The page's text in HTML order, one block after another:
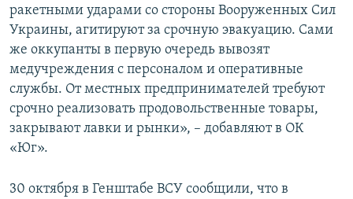
ракетными ударами со стороны Вооруженных Сил
Украины, агитируют за срочную эвакуацию. Сами
же оккупанты в первую очередь вывозят
медучреждения с персоналом и оперативные
службы. От местных предпринимателей требуют
срочно реализовать продовольственные товары,
закрывают лавки и рынки», – добавляют в ОК
«Юг».
30 октября в Генштабе ВСУ сообщили, что в